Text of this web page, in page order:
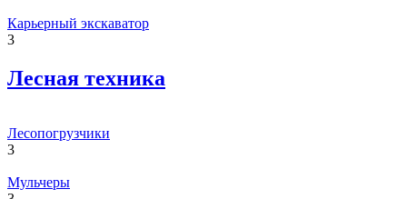
Карьерный экскаватор
3
Лесная техника
Лесопогрузчики
3
Мульчеры